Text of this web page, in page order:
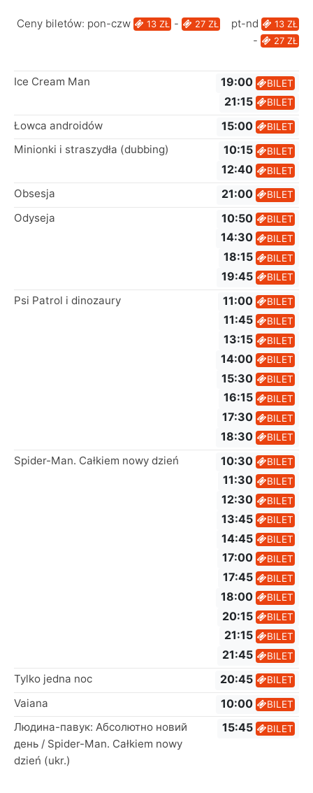
Ceny biletów: pon-czw 13 ZŁ - 27 ZŁ pt-nd 13 ZŁ
- 27 ZŁ
Ice Cream Man 19:00 BILET
21:15 BILET
Łowca androidów 15:00 BILET
Minionki i straszydła (dubbing) 10:15 BILET
12:40 BILET
Obsesja 21:00 BILET
Odyseja 10:50 BILET
14:30 BILET
18:15 BILET
19:45 BILET
Psi Patrol i dinozaury 11:00 BILET
11:45 BILET
13:15 BILET
14:00 BILET
15:30 BILET
16:15 BILET
17:30 BILET
18:30 BILET
Spider-Man. Całkiem nowy dzień 10:30 BILET
11:30 BILET
12:30 BILET
13:45 BILET
14:45 BILET
17:00 BILET
17:45 BILET
18:00 BILET
20:15 BILET
21:15 BILET
21:45 BILET
Tylko jedna noc 20:45 BILET
Vaiana 10:00 BILET
Людина-павук: Абсолютно новий
день / Spider-Man. Całkiem nowy
dzień (ukr.)
15:45 BILET